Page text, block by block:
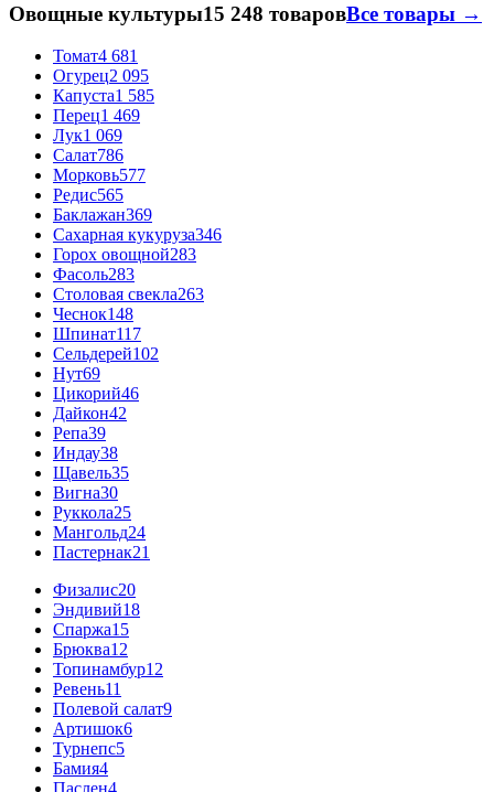
Овощные культуры15 248 товаровВсе товары →
Томат4 681
Огурец2 095
Капуста1 585
Перец1 469
Лук1 069
Салат786
Морковь577
Редис565
Баклажан369
Сахарная кукуруза346
Горох овощной283
Фасоль283
Столовая свекла263
Чеснок148
Шпинат117
Сельдерей102
Нут69
Цикорий46
Дайкон42
Репа39
Индау38
Щавель35
Вигна30
Руккола25
Мангольд24
Пастернак21
Физалис20
Эндивий18
Спаржа15
Брюква12
Топинамбур12
Ревень11
Полевой салат9
Артишок6
Турнепс5
Бамия4